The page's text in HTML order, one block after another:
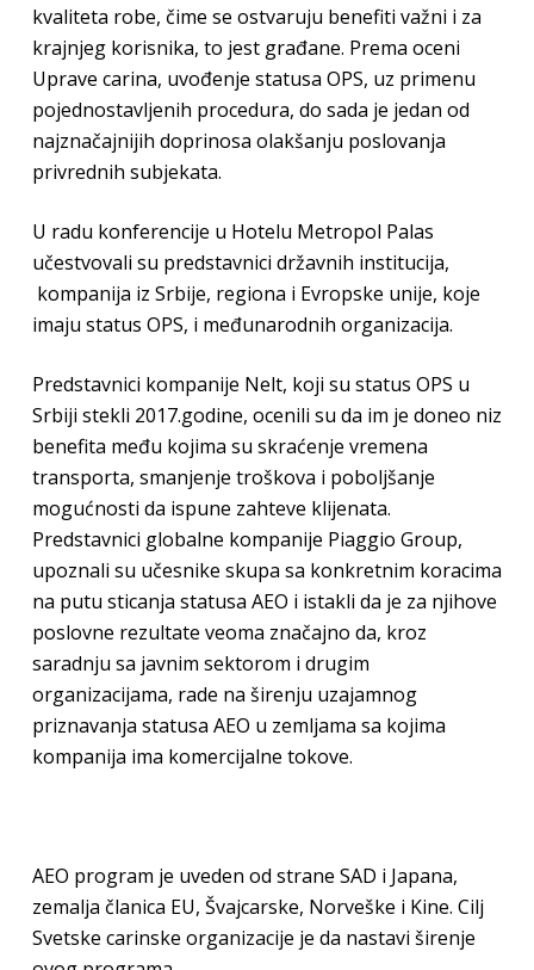
kvaliteta robe, čime se ostvaruju benefiti važni i za
krajnjeg korisnika, to jest građane. Prema oceni
Uprave carina, uvođenje statusa OPS, uz primenu
pojednostavljenih procedura, do sada je jedan od
najznačajnijih doprinosa olakšanju poslovanja
privrednih subjekata.
U radu konferencije u Hotelu Metropol Palas
učestvovali su predstavnici državnih institucija,
kompanija iz Srbije, regiona i Evropske unije, koje
imaju status OPS, i međunarodnih organizacija.
Predstavnici kompanije Nelt, koji su status OPS u
Srbiji stekli 2017.godine, ocenili su da im je doneo niz
benefita među kojima su skraćenje vremena
transporta, smanjenje troškova i poboljšanje
mogućnosti da ispune zahteve klijenata.
Predstavnici globalne kompanije Piaggio Group,
upoznali su učesnike skupa sa konkretnim koracima
na putu sticanja statusa AEO i istakli da je za njihove
poslovne rezultate veoma značajno da, kroz
saradnju sa javnim sektorom i drugim
organizacijama, rade na širenju uzajamnog
priznavanja statusa AEO u zemljama sa kojima
kompanija ima komercijalne tokove.
AEO program je uveden od strane SAD i Japana,
zemalja članica EU, Švajcarske, Norveške i Kine. Cilj
Svetske carinske organizacije je da nastavi širenje